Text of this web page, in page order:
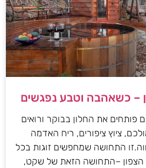
– כשאהבה וטבע נפגשים
את החלון בבוקר ורואים
ציוץ ציפורים, ריח האדמה
התחושה שמחפשים זוגות בכל
–התחושה הזאת של שקט,